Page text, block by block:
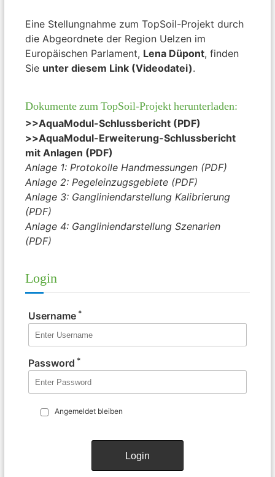
Eine Stellungnahme zum TopSoil-Projekt durch
die Abgeordnete der Region Uelzen im
Europäischen Parlament, Lena Düpont, finden
Sie unter diesem Link (Videodatei).
Dokumente zum TopSoil-Projekt herunterladen:
>>AquaModul-Schlussbericht (PDF)
>>AquaModul-Erweiterung-Schlussbericht
mit Anlagen (PDF)
Anlage 1: Protokolle Handmessungen (PDF)
Anlage 2: Pegeleinzugsgebiete (PDF)
Anlage 3: Gangliniendarstellung Kalibrierung
(PDF)
Anlage 4: Gangliniendarstellung Szenarien
(PDF)
Login
Username *
Password *
Angemeldet bleiben